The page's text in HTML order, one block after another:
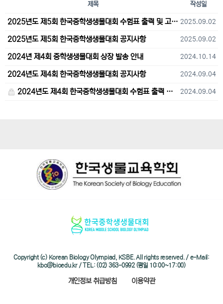
제목 작성일
2025년도 제5회 한국중학생생물대회 수험표 출력 및 고사장 오시는 길 안내 2025.09.02
2025년도 제5회 한국중학생생물대회 공지사항 2025.09.02
2024년 제4회 중학생생물대회 상장 발송 안내 2024.10.14
2024년도 제4회 한국중학생생물대회 공지사항 2024.09.04
2024년도 제4회 한국중학생생물대회 수험표 출력 및 고사장 오시는 길 안내 2024.09.04
Copyright (c) Korean Biology Olympiad, KSBE. All rights reserved. / e-Mail:
kbo@bioedu.kr / TEL: (02) 363-0992 (평일 10:00~17:00)
개인정보 취급방침 이용약관